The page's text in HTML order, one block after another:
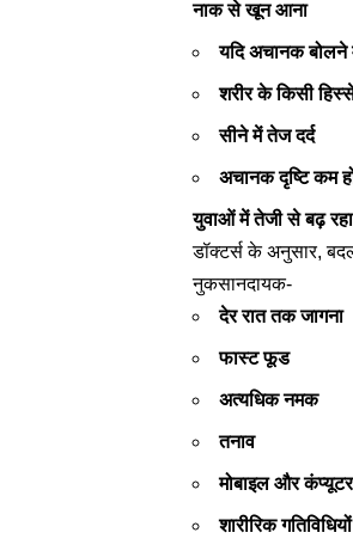
नाक से खून आना
यदि अचानक बोलने
शरीर के किसी
सीने में तेज दर्द
अचानक दृष्टि कम
युवाओं में तेजी से बढ़
डॉक्टर्स के अनुसार,
नुकसानदायक-
देर रात तक जागना
फास्ट फूड
अत्यधिक नमक
तनाव
मोबाइल और
शारीरिक